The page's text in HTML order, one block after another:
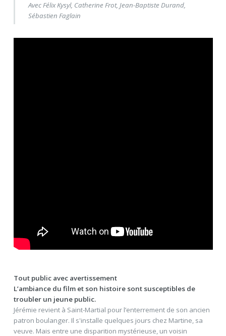
Avec Félix Kysyl, Catherine Frot, Jean-Baptiste Durand,
Sébastien Faglain
Tout public avec avertissement
L’ambiance du film et son histoire sont susceptibles de
troubler un jeune public.
Jérémie revient à Saint-Martial pour l’enterrement de son ancien
patron boulanger. Il s'installe quelques jours chez Martine, sa
veuve. Mais entre une disparition mystérieuse, un voisin